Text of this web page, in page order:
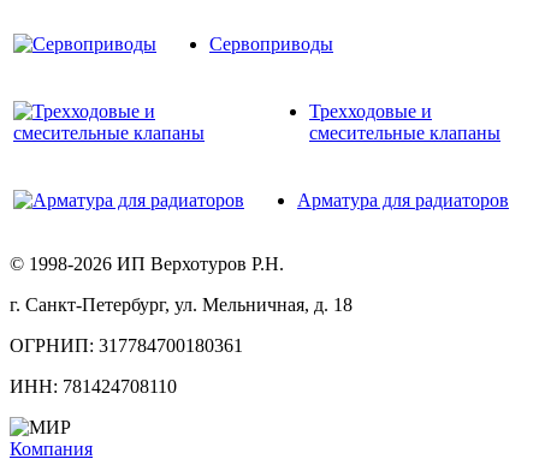
Сервоприводы
Трехходовые и
смесительные клапаны
Арматура для радиаторов
© 1998-2026 ИП Верхотуров Р.Н.
г. Санкт-Петербург, ул. Мельничная, д. 18
ОГРНИП: 317784700180361
ИНН: 781424708110
Компания